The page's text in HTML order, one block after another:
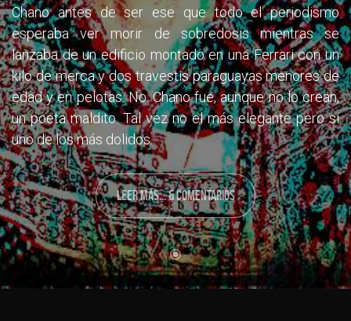
Chano antes de ser ese que todo el periodismo
esperaba ver morir de sobredosis mientras se
lanzaba de un edificio montado en una Ferrari con un
kilo de merca y dos travestis paraguayas menores de
edad y en pelotas. No. Chano fue, aunque no lo crean,
un poeta maldito. Tal vez no el más elegante pero sí
uno de los más dolidos.
LEER MÁS... & COMENTARIOS